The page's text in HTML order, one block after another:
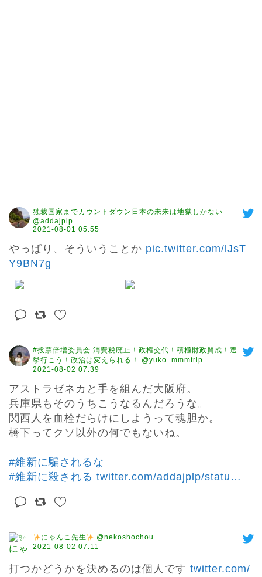
独裁国家までカウントダウン日本の未来は地獄しかない
@addajplp
2021-08-01 05:55
やっぱり、そういうことか pic.twitter.com/lJsT
Y9BN7g
#投票倍増委員会 消費税廃止！政権交代！積極財政賛成！選
挙行こう！政治は変えられる！ @yuko_mmmtrip
2021-08-02 07:39
アストラゼネカと手を組んだ大阪府。
兵庫県もそのうちこうなるんだろうな。
関西人を血栓だらけにしようって魂胆か。
橋下ってクソ以外の何でもないね。
#維新に騙されるな
#維新に殺される twitter.com/addajplp/statu …
にゃんこ先生
@nekoshochou
2021-08-02 07:11
打つかどうかを決めるのは個人です twitter.com/